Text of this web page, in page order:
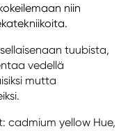
niin
tuubista,
vedellä
mutta
cadmium yellow Hue,